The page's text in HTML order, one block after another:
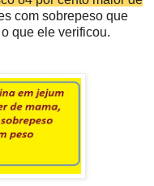
com sobrepeso que
que ele verificou.